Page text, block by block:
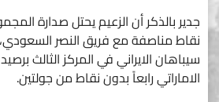
نقاط مناصفة مع فريق النصر
الاماراتي رابعاً بدون نقاط من جولتين.